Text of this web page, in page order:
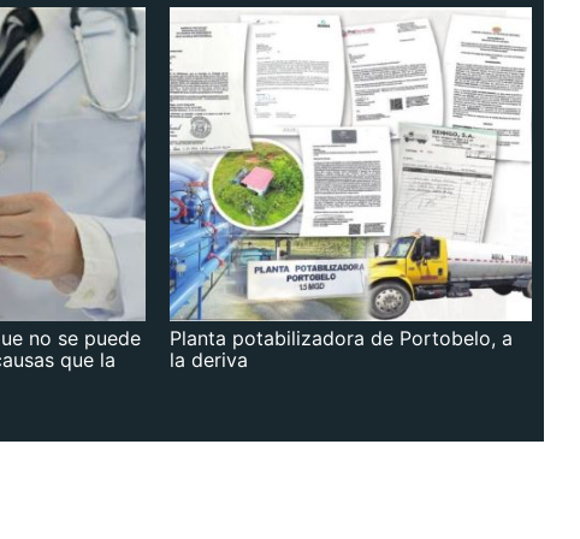
no se puede
que la
Planta potabilizadora de Portobelo, a
la deriva